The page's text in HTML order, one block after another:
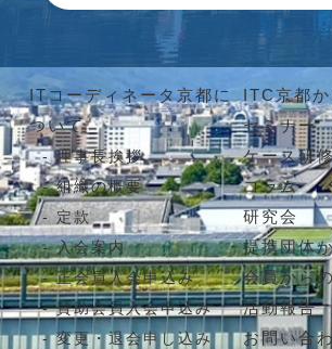
ITコーディネータ京都に
ついて
理事長挨拶
組織の概要
定款
入会案内
正会員入会申込み
賛助会員入会申込み
変更・退会申し込み
ITC京都
セミナー
ケース研
コラム
研究会
提携団体
会員から
活動報告
お問い合